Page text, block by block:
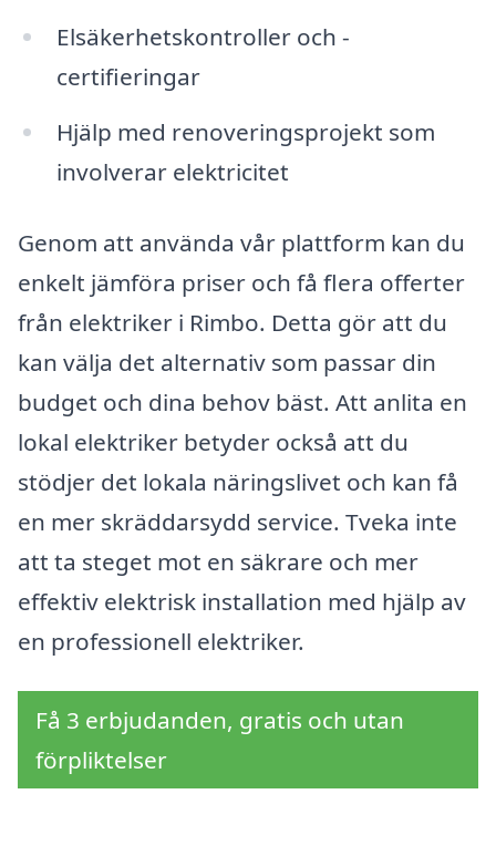
Elsäkerhetskontroller och -
certifieringar
Hjälp med renoveringsprojekt som
involverar elektricitet
Genom att använda vår plattform kan du
enkelt jämföra priser och få flera offerter
från elektriker i Rimbo. Detta gör att du
kan välja det alternativ som passar din
budget och dina behov bäst. Att anlita en
lokal elektriker betyder också att du
stödjer det lokala näringslivet och kan få
en mer skräddarsydd service. Tveka inte
att ta steget mot en säkrare och mer
effektiv elektrisk installation med hjälp av
en professionell elektriker.
Få 3 erbjudanden, gratis och utan
förpliktelser